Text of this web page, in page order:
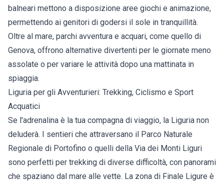
balneari mettono a disposizione aree giochi e animazione,
permettendo ai genitori di godersi il sole in tranquillità.
Oltre al mare, parchi avventura e acquari, come quello di
Genova, offrono alternative divertenti per le giornate meno
assolate o per variare le attività dopo una mattinata in
spiaggia.
Liguria per gli Avventurieri: Trekking, Ciclismo e Sport
Acquatici
Se l'adrenalina è la tua compagna di viaggio, la Liguria non
deluderà. I sentieri che attraversano il Parco Naturale
Regionale di Portofino o quelli della Via dei Monti Liguri
sono perfetti per trekking di diverse difficoltà, con panorami
che spaziano dal mare alle vette. La zona di Finale Ligure è